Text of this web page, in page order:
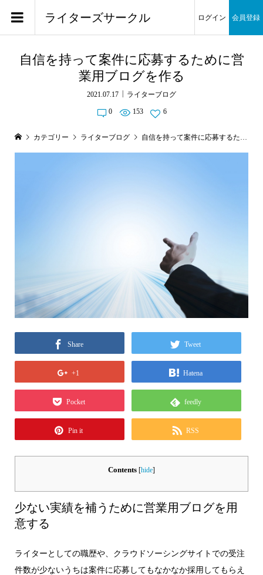
ライターズサークル ログイン 会員登録
自信を持って案件に応募するために営
業用ブログを作る
2021.07.17 ライターブログ
0 153 6
カテゴリー ライターブログ 自信を持って案件に応募するために営業用ブログを作る
Share Tweet
+1 Hatena
Pocket feedly
Pin it RSS
Contents [hide]
少ない実績を補うために営業用ブログを用
意する
ライターとしての職歴や、クラウドソーシングサイトでの受注
件数が少ないうちは案件に応募してもなかなか採用してもらえ